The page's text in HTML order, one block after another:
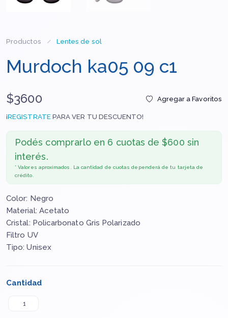
Productos Lentes de sol
Murdoch ka05 09 c1
$3600 Agregar a Favoritos
¡REGISTRATEPARA VER TU DESCUENTO!
Podés comprarlo en 6 cuotas de $600 sin
interés.
* Valores aproximados. La cantidad de cuotas dependerá de tu tarjeta de
crédito.
Color: Negro
Material: Acetato
Cristal: Policarbonato Gris Polarizado
Filtro UV
Tipo: Unisex
Cantidad